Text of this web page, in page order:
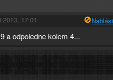
17:01
a odpoledne kolem 4...